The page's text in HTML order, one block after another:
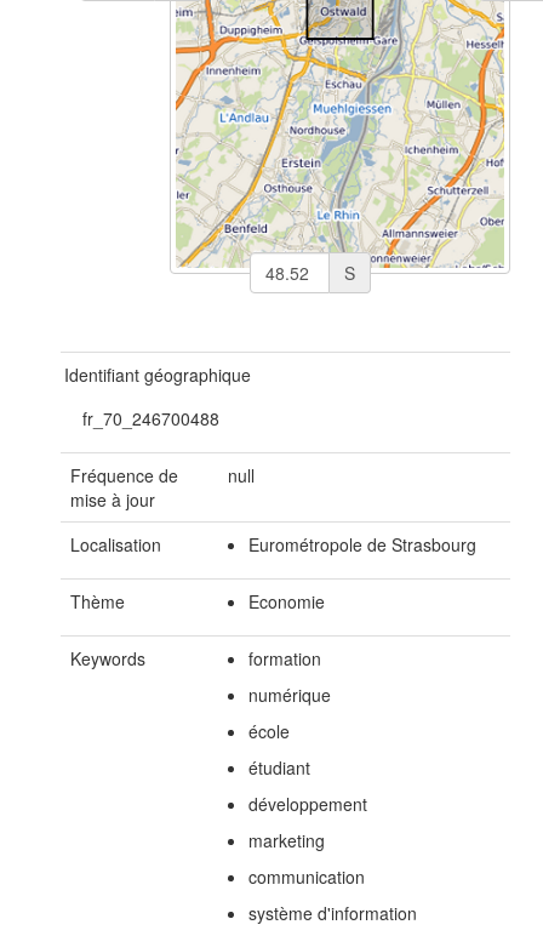
S
Identifiant géographique
fr_70_246700488
Fréquence de
mise à jour
null
Localisation Eurométropole de Strasbourg
Thème Economie
Keywords
formation
numérique
école
étudiant
développement
marketing
communication
système d'information